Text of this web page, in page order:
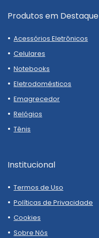
Produtos em Destaque
Acessórios Eletrônicos
Celulares
Notebooks
Eletrodomésticos
Emagrecedor
Relógios
Tênis
Institucional
Termos de Uso
Políticas de Privacidade
Cookies
Sobre Nós